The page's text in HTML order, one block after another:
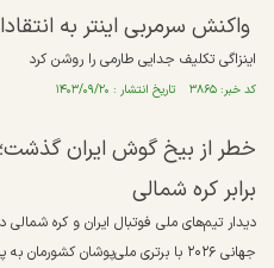
واکنش سرمربی اینتر به
اینزاگی تکلیف جدایی طارمی را روشن کرد
کد خبر: ۳۸۶۵ تاریخ انتشار : ۱۴۰۳/۰۹/۲۰
خطر از بیخ گوش ایران
برابر کره شمالی
دیدار تیم‌های ملی فوتبال ایران و کره
جهانی ۲۰۲۶ با برتری ملی‌پوشان کشورمان به پایان رسید.